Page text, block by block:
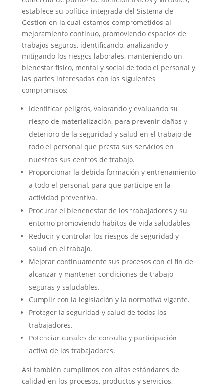
establece su política integrada del Sistema de
Gestion en la cual estamos comprometidos al
mejoramiento continuo, promoviendo espacios de
trabajos seguros, identificando, analizando y
mitigando los riesgos laborales, manteniendo un
bienestar fisico, mental y social de todo el personal y
las partes interesadas con los siguientes
compromisos:
Identificar peligros, valorando y evaluando su
riesgo de materialización, para prevenir daños y
deterioro de la seguridad y salud en el trabajo de
todo el personal que presta sus servicios en
nuestros sus centros de trabajo.
Proporcionar la debida formación y entrenamiento
a todo el personal, para que participe en la
actividad preventiva.
Procurar el bienenestar de los trabajadores y su
entorno promoviendo hábitos de vida saludables
Reducir y controlar los riesgos de seguridad y
salud en el trabajo.
Mejorar continuamente sus procesos con el fin de
alcanzar y mantener condiciones de trabajo
seguras y saludables.
Cumplir con la legislación y la normativa vigente.
Proteger la seguridad y salud de todos los
trabajadores.
Potenciar canales de consulta y participación
activa de los trabajadores.
Así también cumplimos con altos estándares de
calidad en los procesos, productos y servicios,